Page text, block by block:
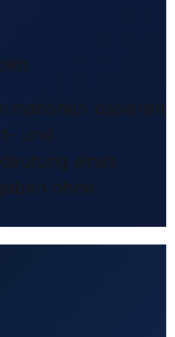
basieren
und
eines
ohne